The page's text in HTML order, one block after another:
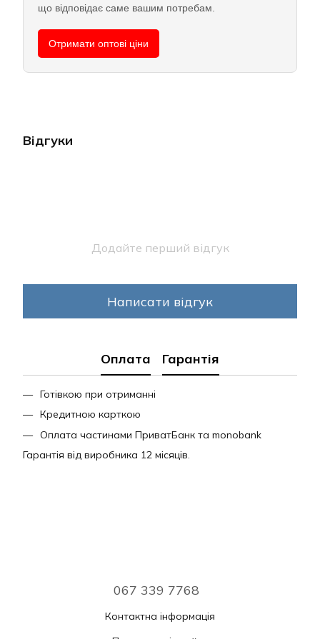
що відповідає саме вашим потребам.
Отримати оптові ціни
Відгуки
Додайте перший відгук
Написати відгук
Оплата Гарантія
Готівкою при отриманні
Кредитною карткою
Оплата частинами ПриватБанк та monobank
Гарантія від виробника 12 місяців.
067 339 7768
Контактна інформація